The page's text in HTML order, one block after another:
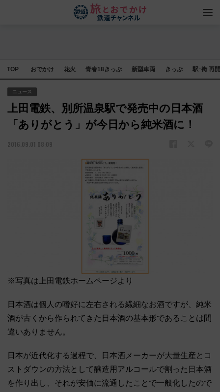
TOP おでかけ 花火 青春18きっぷ 新型車両 きっぷ 駅･街 再
ニュース
上田電鉄、別所温泉駅で発売中の日本酒
「ありがとう」が今日から純米酒に！
2016.09.01 08:09
※写真は上田電鉄ホームページより
日本酒は個人の嗜好に左右される繊細なお酒ですが、純米
酒が古くから作られてきた日本酒の基本形であることは間
違いありません。
日本が近代化する過程で、日本酒メーカーが大量生産とコ
ストダウンの方法として醸造用アルコールで割った日本酒
を作り出し、それが安価に流通したことで一般化したので